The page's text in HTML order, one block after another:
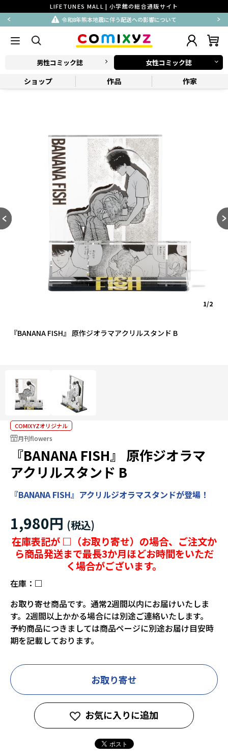
LIFETUNES MALL | 小学館の総合通販サイト
令和8年熊本地震に伴う配送への影響について
男性コミック誌 女性コミック誌
ショップ 作品 作家
『BANANA FISH』 原作ジオラマアクリルスタンド B
1/2
COMIXYZオリジナル
月刊flowers
『BANANA FISH』 原作ジオラマ
アクリルスタンド B
『BANANA FISH』アクリルジオラマスタンドが登場！
1,980円
在庫表記が □（お取り寄せ）の場合、ご注文か
ら商品発送まで最長3か月ほどお時間をいただ
く場合がございます。
在庫： □
お取り寄せ商品です。通常2週間以内にお届けいたしま
す。2週間以上かかる場合には別途ご連絡いたします。
予約商品につきましては商品ページに別途お届け目安時
期を記載しております。
お取り寄せ
お気に入りに追加